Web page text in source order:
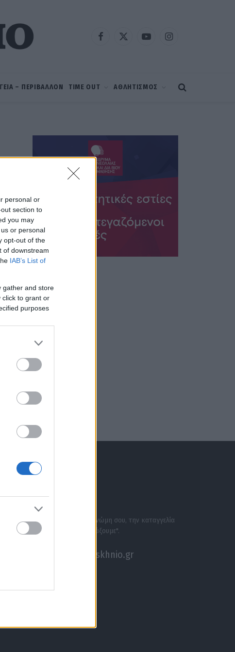
personal or
section to
you may
or personal
opt-out of the
of downstream
IAB’s List of
gather and store
click to grant or
purposes
Facebook
X
YouTubeInstagram
– ΠΕΡΙΒΑΛΛΟΝ TIME OUT ΑΘΛΗΤΙΣΜΟΣ
Στείλε την άποψή σου, τη γνώμη σου, την καταγγελία
σου, ή αν θέλεις κάτι να "ψάξουμε".
akouseme@paraskhnio.gr